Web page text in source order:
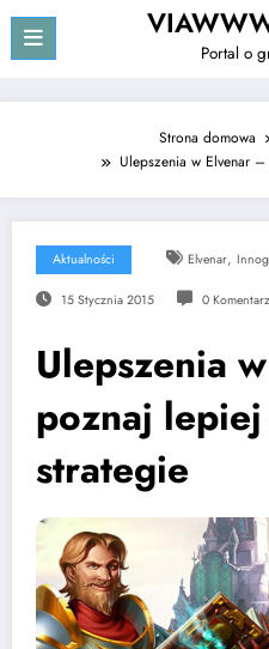
treści
Portal o
Strona domowa
Ulepszenia w Elvenar
Aktualności Elvenar,
15 Stycznia 2015 0
Ulepszenia
poznaj
strategie